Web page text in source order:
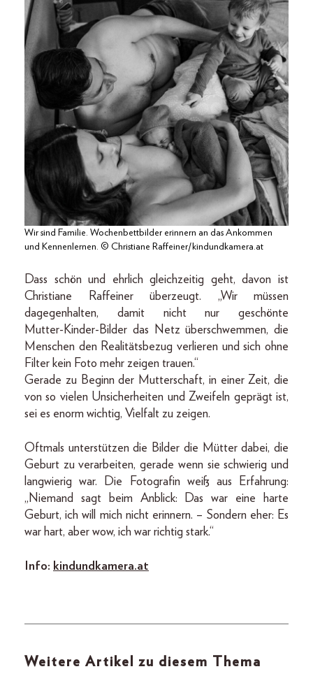
Wir sind Familie. Wochenbettbilder erinnern an das Ankommen
und Kennenlernen. © Christiane Raffeiner/kindundkamera.at
Dass schön und ehrlich gleichzeitig geht, davon ist
Christiane Raffeiner überzeugt. „Wir müssen
dagegenhalten, damit nicht nur geschönte
Mutter-­Kinder-Bilder das Netz überschwemmen, die
Menschen den Realitäts­bezug verlieren und sich ohne
Filter kein Foto mehr zeigen trauen.“
Gerade zu Beginn der Mutterschaft, in einer Zeit, die
von so vielen Unsicherheiten und Zweifeln geprägt ist,
sei es enorm wichtig, Vielfalt zu zeigen.
Oftmals unterstützen die Bilder die Mütter dabei, die
Geburt zu verarbeiten, gerade wenn sie schwierig und
langwierig war. Die Fotografin weiß aus Erfahrung:
„Niemand sagt beim Anblick: Das war eine harte
Geburt, ich will mich nicht erinnern. – Sondern eher: Es
war hart, aber wow, ich war richtig stark.“
Info: kindundkamera.at
Weitere Artikel zu diesem Thema